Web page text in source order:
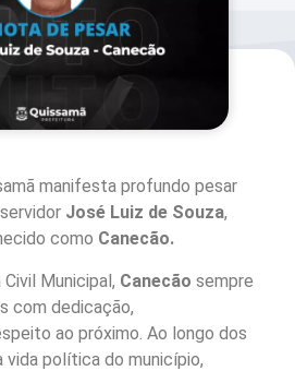
manifesta profundo pesar
José Luiz de Souza,
como Canecão.
Municipal, Canecão sempre
com dedicação,
ao próximo. Ao longo dos
vida política do município,